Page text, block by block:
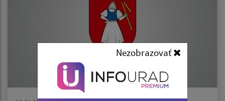
Nezobrazovať